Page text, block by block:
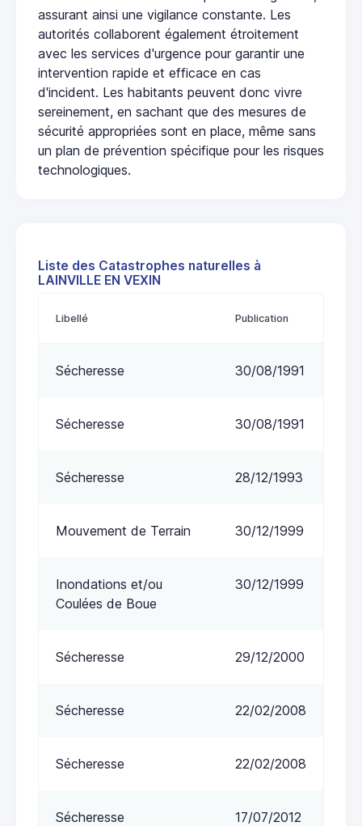
assurant ainsi une vigilance constante. Les
autorités collaborent également étroitement
avec les services d'urgence pour garantir une
intervention rapide et efficace en cas
d'incident. Les habitants peuvent donc vivre
sereinement, en sachant que des mesures de
sécurité appropriées sont en place, même sans
un plan de prévention spécifique pour les risques
technologiques.
Liste des Catastrophes naturelles à
LAINVILLE EN VEXIN
Libellé Publication
Sécheresse 30/08/1991
Sécheresse 30/08/1991
Sécheresse 28/12/1993
Mouvement de Terrain 30/12/1999
Inondations et/ou
Coulées de Boue
30/12/1999
Sécheresse 29/12/2000
Sécheresse 22/02/2008
Sécheresse 22/02/2008
Sécheresse 17/07/2012